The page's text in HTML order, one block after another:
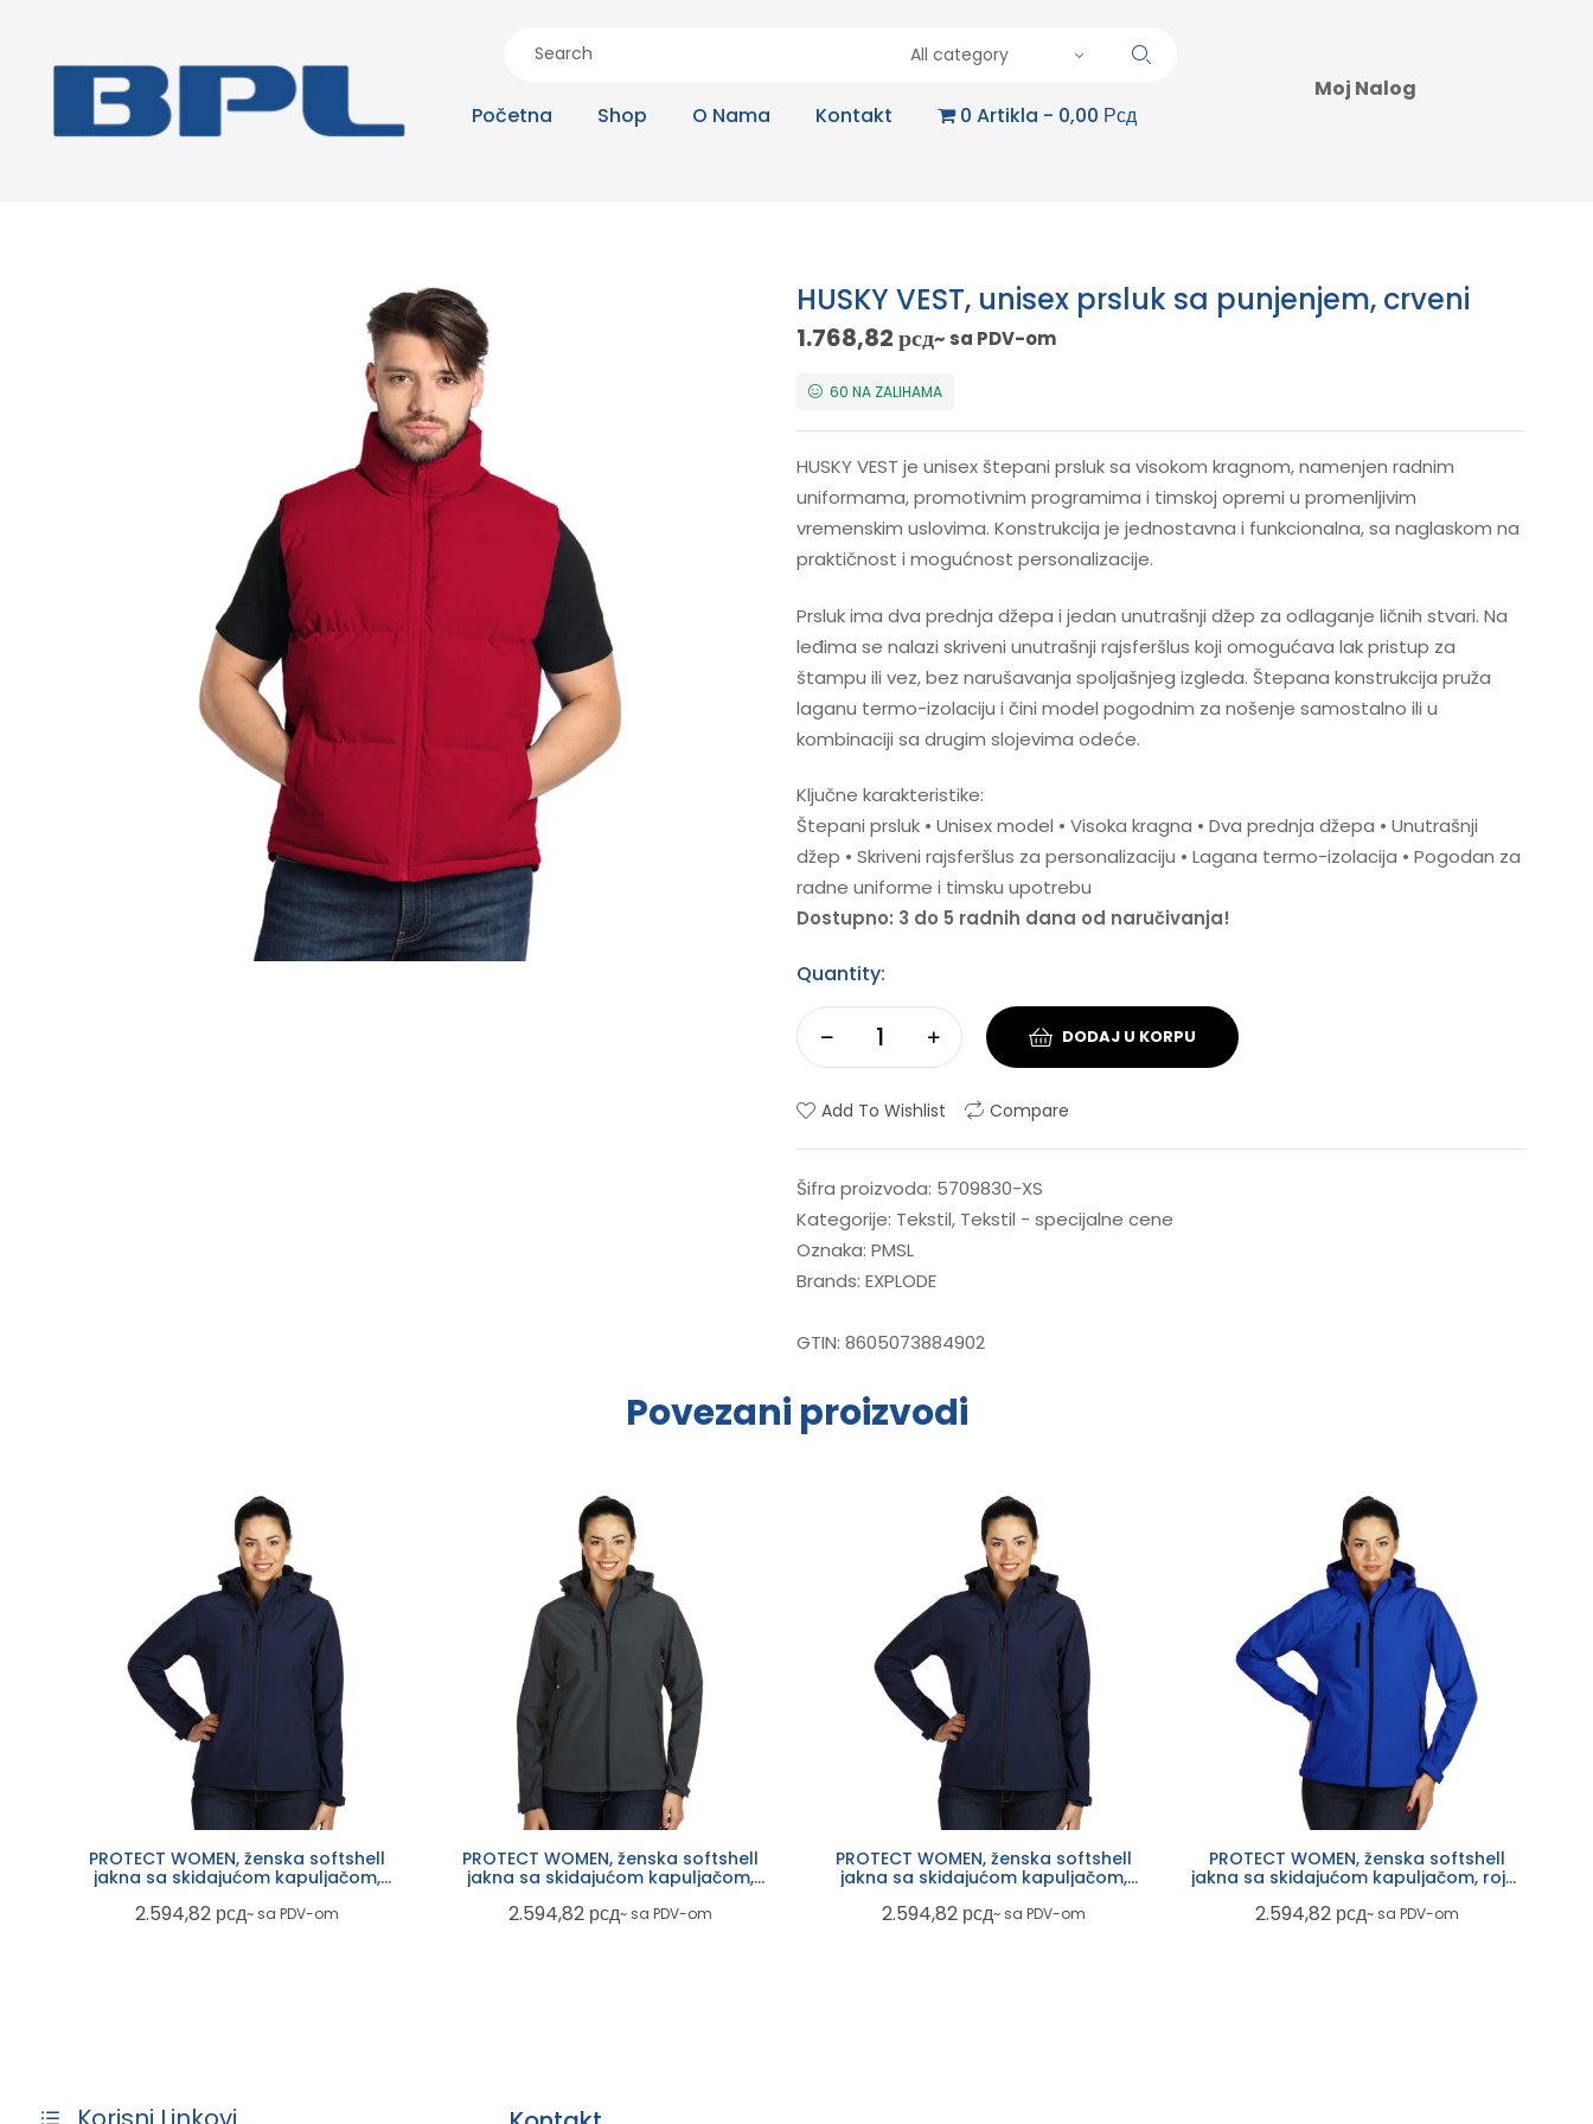
All category
Početna Shop O Nama Kontakt 0 Artikla 0,00 Рсд
Moj Nalog
HUSKY VEST, unisex prsluk sa punjenjem, crveni
1.768,82рсд~ sa PDV-om
60 NA ZALIHAMA
HUSKY VEST je unisex štepani prsluk sa visokom kragnom, namenjen radnim
uniformama, promotivnim programima i timskoj opremi u promenljivim
vremenskim uslovima. Konstrukcija je jednostavna i funkcionalna, sa naglaskom na
praktičnost i mogućnost personalizacije.
Prsluk ima dva prednja džepa i jedan unutrašnji džep za odlaganje ličnih stvari. Na
leđima se nalazi skriveni unutrašnji rajsferšlus koji omogućava lak pristup za
štampu ili vez, bez narušavanja spoljašnjeg izgleda. Štepana konstrukcija pruža
laganu termo-izolaciju i čini model pogodnim za nošenje samostalno ili u
kombinaciji sa drugim slojevima odeće.
Ključne karakteristike:
Štepani prsluk • Unisex model • Visoka kragna • Dva prednja džepa • Unutrašnji
džep • Skriveni rajsferšlus za personalizaciju • Lagana termo-izolacija • Pogodan za
radne uniforme i timsku upotrebu
Dostupno: 3 do 5 radnih dana od naručivanja!
Quantity:
DODAJ U KORPU
Add To Wishlist Compare
Šifra proizvoda: 5709830-XS
Kategorije: Tekstil, Tekstil - specijalne cene
Oznaka: PMSL
Brands: EXPLODE
GTIN: 8605073884902
Povezani proizvodi
PROTECT WOMEN, ženska softshell
jakna sa skidajućom kapuljačom,
2.594,82 рсд~ sa PDV-om
PROTECT WOMEN, ženska softshell
jakna sa skidajućom kapuljačom,
2.594,82 рсд~ sa PDV-om
PROTECT WOMEN, ženska softshell
jakna sa skidajućom kapuljačom,
2.594,82 рсд~ sa PDV-om
PROTECT WOMEN, ženska softshell
jakna sa skidajućom kapuljačom, rojal
2.594,82 рсд~ sa PDV-om